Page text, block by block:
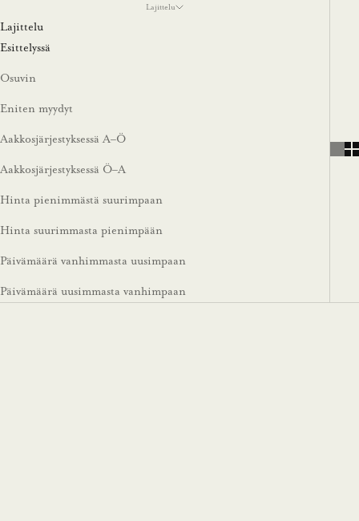
Lajittelu
Lajittelu
Esittelyssä
Osuvin
Eniten myydyt
Aakkosjärjestyksessä A–Ö
Aakkosjärjestyksessä Ö–A
Hinta pienimmästä suurimpaan
Hinta suurimmasta pienimpään
Päivämäärä vanhimmasta uusimpaan
Päivämäärä uusimmasta vanhimpaan